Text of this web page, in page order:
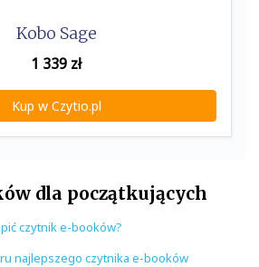
Kobo Sage
1 339 zł
Kup w Czytio.pl
dla początkujących
czytnik e-booków?
najlepszego czytnika e-booków